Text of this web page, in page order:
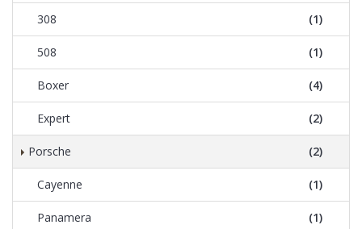
308 (1)
508 (1)
Boxer (4)
Expert (2)
Porsche (2)
Cayenne (1)
Panamera (1)